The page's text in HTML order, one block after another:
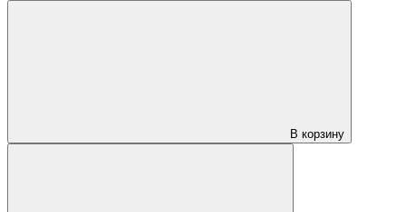
В корзину